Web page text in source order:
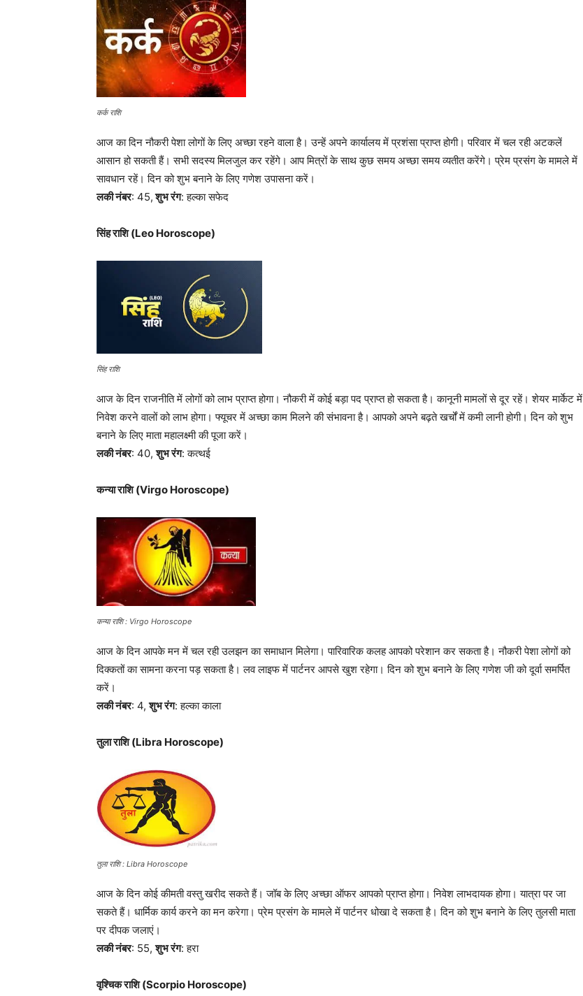
कर्क राशि
आज का दिन नौकरी पेशा लोगों के लिए अच्छा रहने वाला है। उन्हें अपने कार्यालय में प्रशंसा प्राप्त होगी। परिवार में चल रही अटकलें
आसान हो सकती हैं। सभी सदस्य मिलजुल कर रहेंगे। आप मित्रों के साथ कुछ समय अच्छा समय व्यतीत करेंगे। प्रेम प्रसंग के मामले में
सावधान रहें। दिन को शुभ बनाने के लिए गणेश उपासना करें।
लकी नंबर: 45,शुभ रंग: हल्का सफेद
सिंह राशि (Leo Horoscope)
सिंह राशि
आज के दिन राजनीति में लोगों को लाभ प्राप्त होगा। नौकरी में कोई बड़ा पद प्राप्त हो सकता है। कानूनी मामलों से दूर रहें। शेयर मार्केट में
निवेश करने वालों को लाभ होगा। फ्यूचर में अच्छा काम मिलने की संभावना है। आपको अपने बढ़ते खर्चों में कमी लानी होगी। दिन को शुभ
बनाने के लिए माता महालक्ष्मी की पूजा करें।
लकी नंबर: 40,शुभ रंग: कत्थई
कन्या राशि (Virgo Horoscope)
कन्या राशि : Virgo Horoscope
आज के दिन आपके मन में चल रही उलझन का समाधान मिलेगा। पारिवारिक कलह आपको परेशान कर सकता है। नौकरी पेशा लोगों को
दिक्कतों का सामना करना पड़ सकता है। लव लाइफ में पार्टनर आपसे खुश रहेगा। दिन को शुभ बनाने के लिए गणेश जी को दूर्वा समर्पित
करें।
लकी नंबर: 4,शुभ रंग: हल्का काला
तुला राशि (Libra Horoscope)
तुला राशि : Libra Horoscope
आज के दिन कोई कीमती वस्तु खरीद सकते हैं। जॉब के लिए अच्छा ऑफर आपको प्राप्त होगा। निवेश लाभदायक होगा। यात्रा पर जा
सकते हैं। धार्मिक कार्य करने का मन करेगा। प्रेम प्रसंग के मामले में पार्टनर धोखा दे सकता है। दिन को शुभ बनाने के लिए तुलसी माता
पर दीपक जलाएं।
लकी नंबर: 55,शुभ रंग: हरा
वृश्चिक राशि (Scorpio Horoscope)